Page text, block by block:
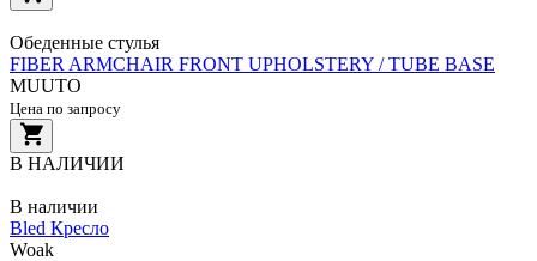
Обеденные стулья
FIBER ARMCHAIR FRONT UPHOLSTERY / TUBE BASE
MUUTO
Цена по запросу
В НАЛИЧИИ
В наличии
Bled Кресло
Woak